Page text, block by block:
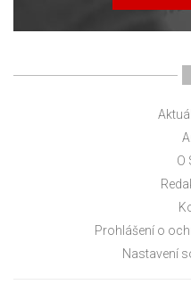
O
Prohlášení o
Nastavení